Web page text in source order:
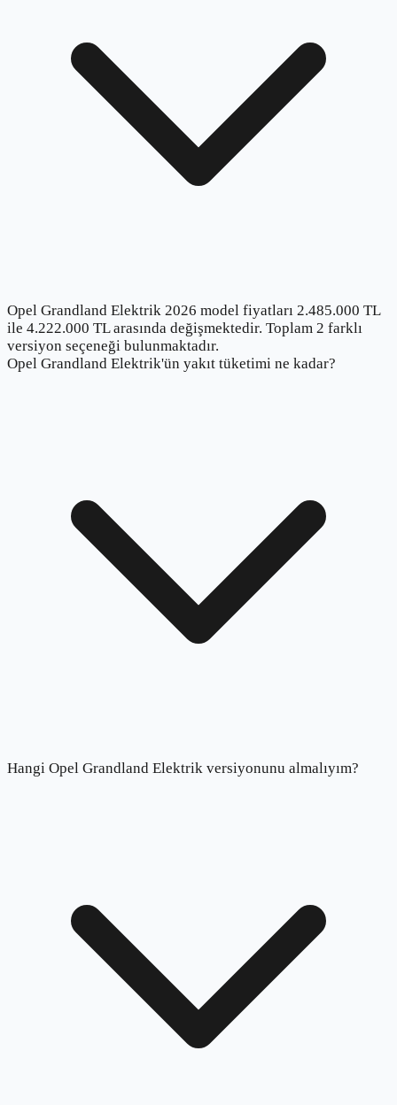
Opel Grandland Elektrik 2026 model fiyatları 2.485.000 TL
ile 4.222.000 TL arasında değişmektedir. Toplam 2 farklı
versiyon seçeneği bulunmaktadır.
Opel Grandland Elektrik'ün yakıt tüketimi ne kadar?
Hangi Opel Grandland Elektrik versiyonunu almalıyım?